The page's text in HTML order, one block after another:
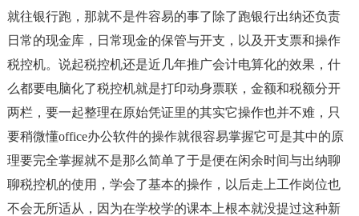
就往银行跑，那就不是件容易的事了除了跑银行出纳还负责
日常的现金库，日常现金的保管与开支，以及开支票和操作
税控机。说起税控机还是近几年推广会计电算化的效果，什
么都要电脑化了税控机就是打印动身票联，金额和税额分开
两栏，要一起整理在原始凭证里的其实它操作也并不难，只
要稍微懂office办公软件的操作就很容易掌握它可是其中的原
理要完全掌握就不是那么简单了于是便在闲余时间与出纳聊
聊税控机的使用，学会了基本的操作，以后走上工作岗位也
不会无所适从，因为在学校学的课本上根本就没提过这种新